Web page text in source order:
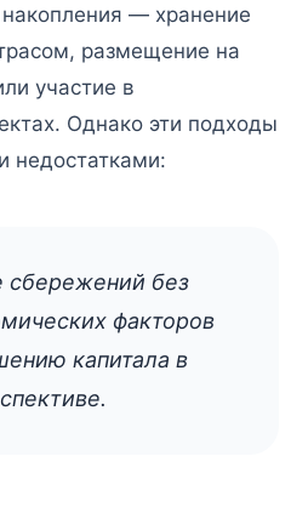
— хранение
размещение на
участие в
Однако эти подходы
недостатками:
сбережений без
факторов
капитала в